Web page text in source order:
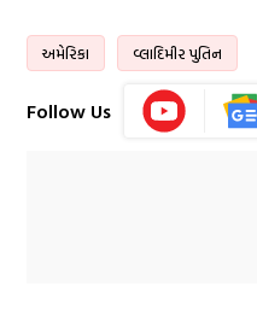
અમેરિકા વ્લાદિમીર પુતિન
Follow Us